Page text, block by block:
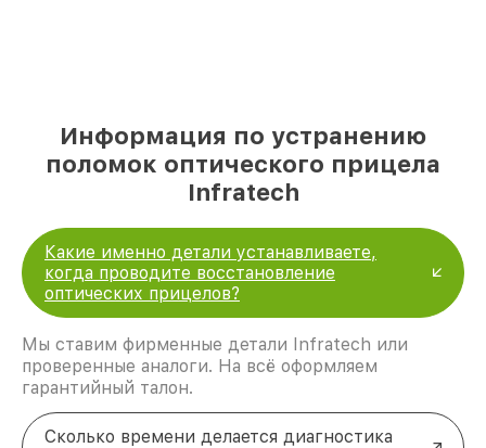
Информация по устранению
поломок оптического прицела
Infratech
Какие именно детали устанавливаете,
когда проводите восстановление
оптических прицелов?
Мы ставим фирменные детали Infratech или
проверенные аналоги. На всё оформляем
гарантийный талон.
Сколько времени делается диагностика